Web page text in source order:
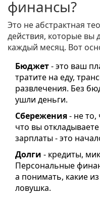
финансы?
Это не абстрактная
действия, которые вы
каждый месяц. Вот
Бюджет- это ваш
тратите на еду,
развлечения. Без
ушли деньги.
Сбережения- не то,
что вы откладываете
зарплаты - это
Долги - кредиты,
Персональные
а понимать, какие
ловушка.